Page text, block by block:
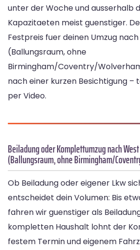
unter der Woche und ausserhalb
Kapazitaeten meist guenstiger.
Festpreis fuer deinen Umzug
(Ballungsraum, ohne
Birmingham/Coventry/
nach einer kurzen Besichtigung –
per Video.
Beiladung oder Komplettumzug nach
(Ballungsraum, ohne Birmingham/
Ob Beiladung oder eigener Lkw
entscheidet dein Volumen: Bis
fahren wir guenstiger als
kompletten Haushalt lohnt der
festem Termin und eigenem